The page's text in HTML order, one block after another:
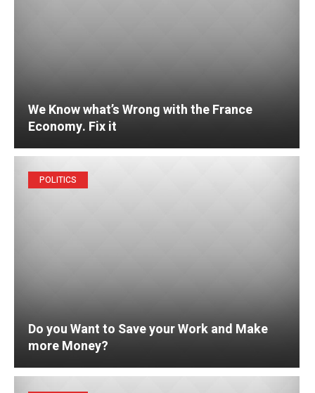
We Know what’s Wrong with the France
Economy. Fix it
POLITICS
Do you Want to Save your Work and Make
more Money?